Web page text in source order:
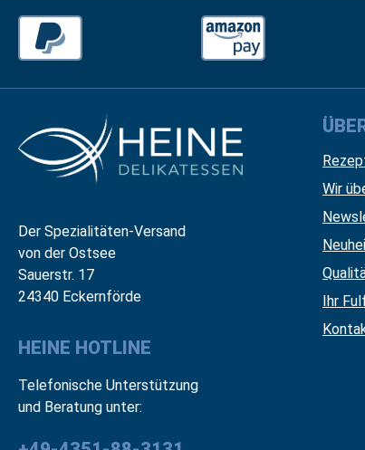
Der Spezialitäten-Versand
von der Ostsee
Sauerstr. 17
24340 Eckernförde
HEINE HOTLINE
Telefonische Unterstützung
und Beratung unter:
Wir
Ihr